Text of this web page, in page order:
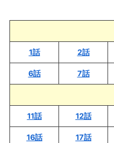
ウマ娘スターブ
話！サクラロー
に勝つこと！
ウマ娘スターブ
話！サクラロー
突！！
1話 2話
6話 7話
11話 12話
16話 17話